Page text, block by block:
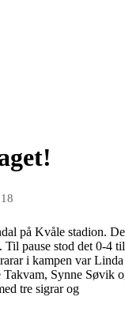
på Kvåle stadion.
Til pause stod det 0-4 til
i kampen var Linda
Synne Søvik
tre sigrar og